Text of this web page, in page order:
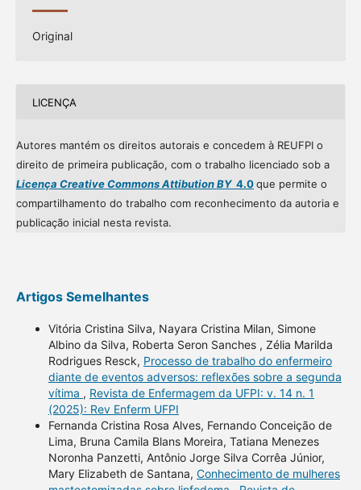
Original
LICENÇA
Autores mantém os direitos autorais e concedem à REUFPI o
direito de primeira publicação, com o trabalho licenciado sob a
Licença Creative Commons Attibution BY4.0que permite o
compartilhamento do trabalho com reconhecimento da autoria e
publicação inicial nesta revista.
Artigos Semelhantes
Vitória Cristina Silva, Nayara Cristina Milan, Simone
Albino da Silva, Roberta Seron Sanches , Zélia Marilda
Rodrigues Resck, Processo de trabalho do enfermeiro
diante de eventos adversos: reflexões sobre a segunda
vítima , Revista de Enfermagem da UFPI: v. 14 n. 1
(2025): Rev Enferm UFPI
Fernanda Cristina Rosa Alves, Fernando Conceição de
Lima, Bruna Camila Blans Moreira, Tatiana Menezes
Noronha Panzetti, Antônio Jorge Silva Corrêa Júnior,
Mary Elizabeth de Santana, Conhecimento de mulheres